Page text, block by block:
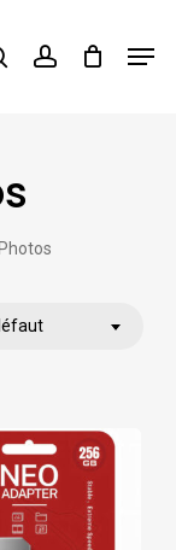
searchaccountClose